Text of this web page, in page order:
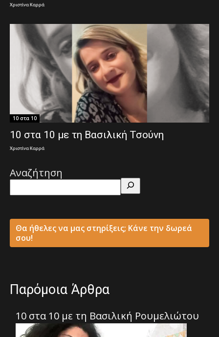
Χριστίνα Καρρά
10 στα 10
10 στα 10 με τη Βασιλική Τσούνη
Χριστίνα Καρρά
Αναζήτηση
Θα ήθελες να μας στηρίξεις; Κάνε την δωρεά
σου!
Παρόμοια Άρθρα
10 στα 10 με τη Βασιλική Ρουμελιώτου